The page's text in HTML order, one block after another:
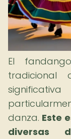
El
danza. Este
diversas